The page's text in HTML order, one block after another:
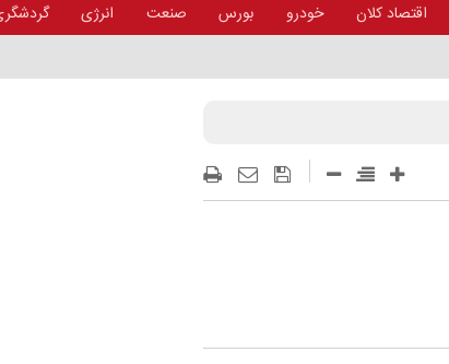
اقتصاد کلان خودرو بورس صنعت انرژی